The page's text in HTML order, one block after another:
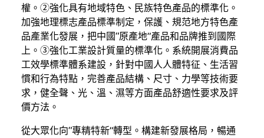
權。②強化具有地域特色、民族特色產品的標準化。
加強地理標志產品標準制定，保護、規范地方特色產
品產業化發展，把中國“原產地”產品和品牌推到國際
上。③強化工業設計質量的標準化。系統開展消費品
工效學標準體系建設，針對中國人人體特征、生活習
慣和行為特點，完善產品結構、尺寸、力學等技術要
求，健全聲、光、溫、濕等方面產品舒適性要求及評
價方法。
從大眾化向“專精特新”轉型。構建新發展格局，暢通